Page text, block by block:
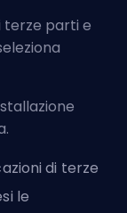
terze parti e
di terze
le